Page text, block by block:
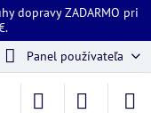
dopravy ZADARMO pri
Panel používateľa